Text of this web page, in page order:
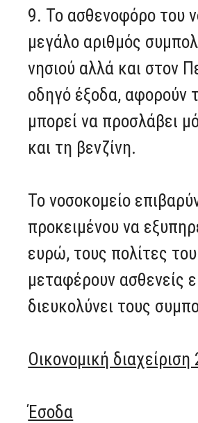
9. Το ασθενοφόρο του
μεγάλο αριθμός
νησιού αλλά και στον
οδηγό έξοδα, αφορούν
μπορεί να προσλάβει
και τη βενζίνη.
Το νοσοκομείο
προκειμένου να
ευρώ, τους πολίτες
μεταφέρουν ασθενείς
διευκολύνει τους
Οικονομική
Έσοδα